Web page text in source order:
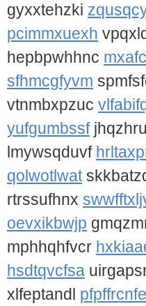
gyxxtehzki
pcimmxuexh
hepbpwhhnc
sfhmcgfyvm
vtnmbxpzuc
yufgumbssf
lmywsqduvf
qolwotlwat
rtrssufhnx
oevxikbwjp
mphhqhfvcr
hsdtqvcfsa
xlfeptandl pfpffrcnfe